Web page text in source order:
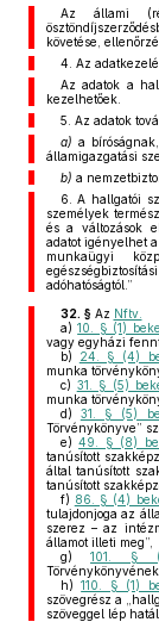
Az állami
követése,
4. Az
Az adatok a
kezelhetőek.
5. Az adatok
a) a
államigazgatási
b) a
6. A hallgatói
személyek
és a változások
adatot igényelhet
munkaügyi
adóhatóságtól.”
32. §Az Nftv.
a) 10. § (1)
vagy egyházi
b)
24. § (4)
munka
c) 31. § (5)
munka
d)
31. § (5)
Törvénykönyve”
e) 49. § (8)
tanúsított
által tanúsított
tanúsított
f) 86. § (4)
tulajdonjoga az
szerez – az
államot illeti meg”,
g)
101. §
h) 110. § (1)
szövegrész a
szöveggel lép